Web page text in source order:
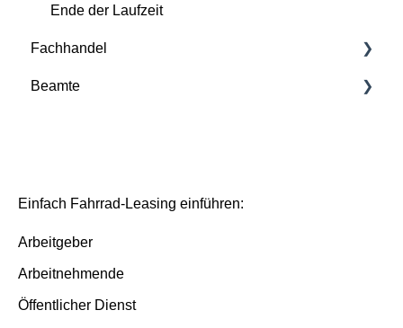
Ende der Laufzeit
Fachhandel
Grundlagen
Beamte
Einfach Fahrrad-Leasing einführen:
Arbeitgeber
Arbeitnehmende
Öffentlicher Dienst